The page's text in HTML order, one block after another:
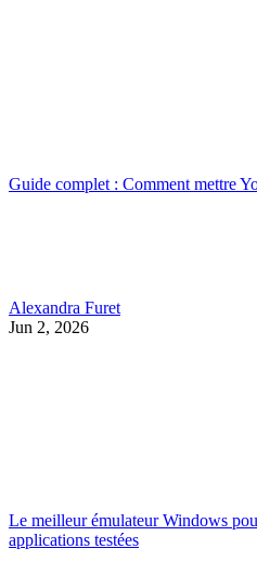
Guide complet : Comment mettre
Alexandra Furet
Jun 2, 2026
Le meilleur émulateur Windows
applications testées